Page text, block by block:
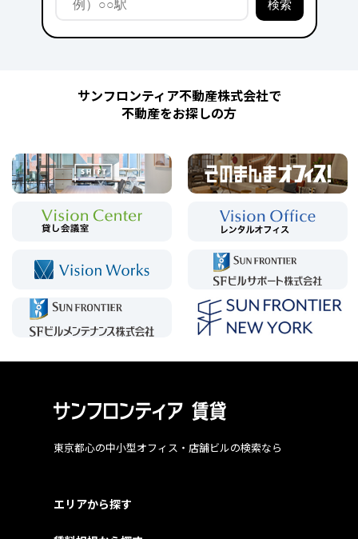
サンフロンティア不動産株式会社で
不動産をお探しの方
東京都心の中小型オフィス・店舗ビルの検索なら
エリアから探す